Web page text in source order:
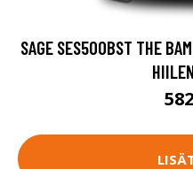
SAGE SES500BST THE